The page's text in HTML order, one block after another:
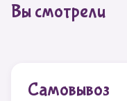
Вы смотрели
Самовывоз